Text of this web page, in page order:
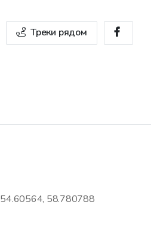
Треки рядом
54.60564, 58.780788